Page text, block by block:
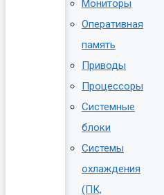
Мониторы
Оперативная
память
Приводы
Процессоры
Системные
блоки
Системы
охлаждения
(ПК,